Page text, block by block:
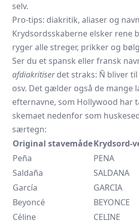
selv.
Pro-tips: diakritik, aliaser og
Krydsordsskaberne elsker rene
ryger alle streger, prikker og
Ser du et spansk eller fransk
afdiakritiserdet straks: Ñ bliver til
osv. Det gælder også de mange
efternavne, som Hollywood har
skemaet nedenfor som
særtegn:
Original stavemådeKrydsord-
Peña
PENA
Saldaña
SALDANA
García
GARCIA
Beyoncé
BEYONCE
Céline
CELINE